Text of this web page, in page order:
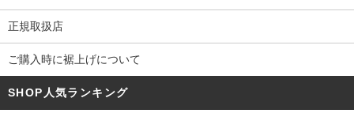
正規取扱店
ご購入時に裾上げについて
SHOP人気ランキング